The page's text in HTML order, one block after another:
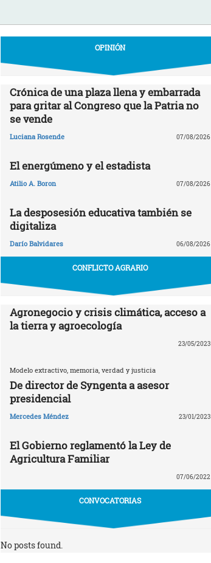
OPINIÓN
Crónica de una plaza llena y embarrada
para gritar al Congreso que la Patria no
se vende
Luciana Rosende 07/08/2026
El energúmeno y el estadista
Atilio A. Boron 07/08/2026
La desposesión educativa también se
digitaliza
Darío Balvidares 06/08/2026
CONFLICTO AGRARIO
Agronegocio y crisis climática, acceso a
la tierra y agroecología
23/05/2023
Modelo extractivo, memoria, verdad y justicia
De director de Syngenta a asesor
presidencial
Mercedes Méndez 23/01/2023
El Gobierno reglamentó la Ley de
Agricultura Familiar
07/06/2022
CONVOCATORIAS
No posts found.